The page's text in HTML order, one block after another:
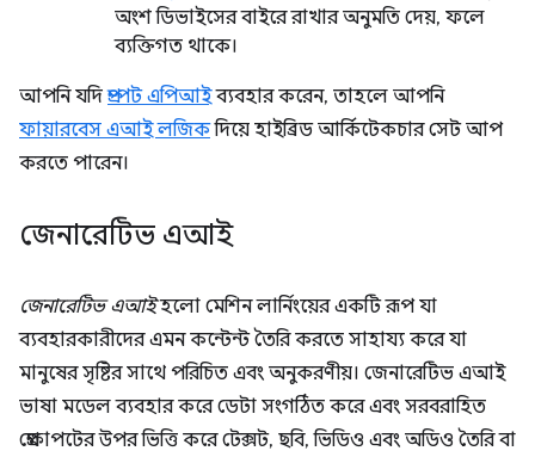
অংশ ডিভাইসের বাইরে রাখার অনুমতি দেয়, ফলে
ব্যক্তিগত থাকে।
আপনি যদিপ্রম্পট এপিআইব্যবহার করেন, তাহলে আপনি
ফায়ারবেস এআই লজিকদিয়ে হাইব্রিড আর্কিটেকচার সেট আপ
করতে পারেন।
জেনারেটিভ এআই
জেনারেটিভ এআইহলো মেশিন লার্নিংয়ের একটি রূপ যা
ব্যবহারকারীদের এমন কন্টেন্ট তৈরি করতে সাহায্য করে যা
মানুষের সৃষ্টির সাথে পরিচিত এবং অনুকরণীয়। জেনারেটিভ এআই
ভাষা মডেল ব্যবহার করে ডেটা সংগঠিত করে এবং সরবরাহিত
প্রেক্ষাপটের উপর ভিত্তি করে টেক্সট, ছবি, ভিডিও এবং অডিও তৈরি বা